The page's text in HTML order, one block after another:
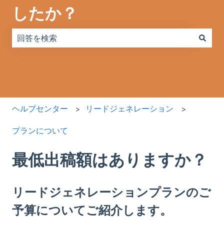
したか？
ヘルプセンター リードジェネレーション
プランについて
最低出稿額はありますか？
リードジェネレーションプランのご
予算についてご紹介します。